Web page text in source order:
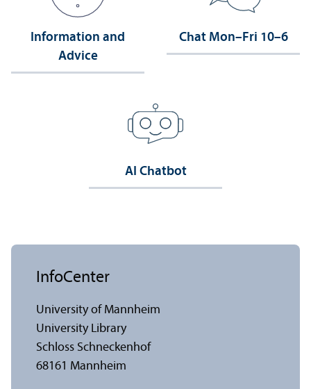
Information and
Advice
Chat Mon–Fri 10–6
AI Chatbot
InfoCenter
University of Mannheim
University Library
Schloss Schneckenhof
68161 Mannheim